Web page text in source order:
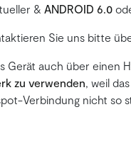
& ANDROID 6.0
Sie uns bitte
Gerät auch über einen
zu verwenden, weil
Verbindung nicht so